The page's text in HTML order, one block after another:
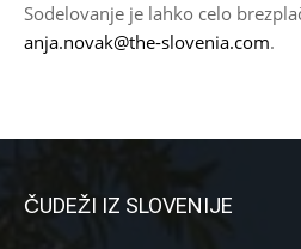
Sodelovanje je lahko celo
anja.novak@the-slovenia.com.
ČUDEŽI IZ SLOVENIJE